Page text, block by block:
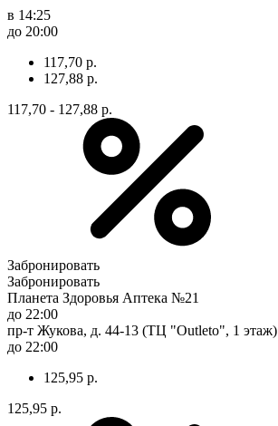
в 14:25
до 20:00
117,70 р.
127,88 р.
117,70 - 127,88 р.
Забронировать
Забронировать
Планета Здоровья Аптека №21
до 22:00
пр-т Жукова, д. 44-13 (ТЦ "Outleto", 1 этаж)
до 22:00
125,95 р.
125,95 р.